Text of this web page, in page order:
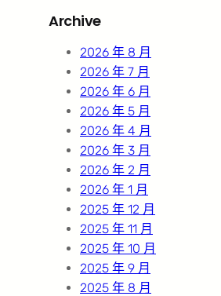
c
Archive
2026 年 8 月
2026 年 7 月
2026 年 6 月
2026 年 5 月
2026 年 4 月
2026 年 3 月
2026 年 2 月
2026 年 1 月
2025 年 12 月
2025 年 11 月
2025 年 10 月
2025 年 9 月
2025 年 8 月